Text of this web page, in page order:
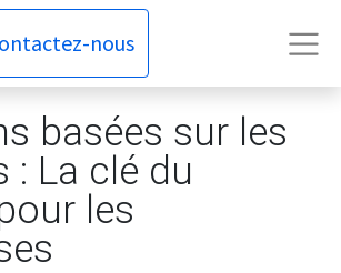
nous
basées sur les
: La clé du
les